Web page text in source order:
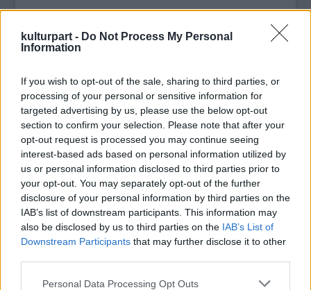
kulturpart - Do Not Process My Personal
Information
If you wish to opt-out of the sale, sharing to third parties, or
processing of your personal or sensitive information for
targeted advertising by us, please use the below opt-out
section to confirm your selection. Please note that after your
opt-out request is processed you may continue seeing
interest-based ads based on personal information utilized by
us or personal information disclosed to third parties prior to
your opt-out. You may separately opt-out of the further
disclosure of your personal information by third parties on the
IAB’s list of downstream participants. This information may
also be disclosed by us to third parties on the IAB’s List of
Downstream Participants that may further disclose it to other
Please note that this website/app uses one or more Google
Personal Data Processing Opt Outs
fejleményekre és Hu Jia, emberjogi aktivista
vezetésével gyűjtésbe kezdtek, hogy
pénzt. A kezdő összeget, 158 dollárt alig pár
óra alatt egészítette ki 1600 ember több mint
63 000 dollárra. Ugyan ez az összeg még
nagyon kevés a 2.4 millióhoz, de ha a
lelkesedés töretlen marad, akkor talán van
esély a sikerre.
Ai Weiwei-t megérintette az összefogás és
köszönetet mondott azoknak, akik
segítségére sietnek. Mint kiderült, a művész
családja azon is gondolkodott, hogy eladják
Ai apja, a Kínai Kommunista Párt által nagyra
tartott költő által hátrahagyott házat, mely